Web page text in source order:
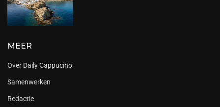
MEER
Over Daily Cappucino
Samenwerken
Redactie